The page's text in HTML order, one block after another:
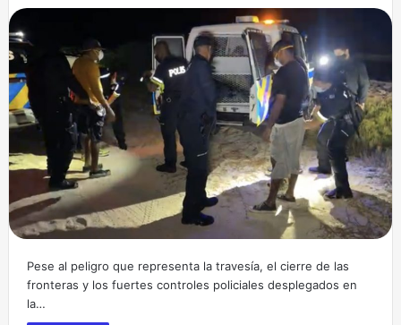
Pese al peligro que representa la travesía, el cierre de las
fronteras y los fuertes controles policiales desplegados en
la…